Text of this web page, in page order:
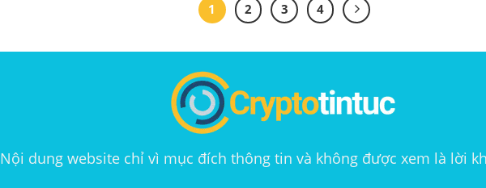
1 2 3 4
Nội dung website chỉ vì mục đích thông tin và không được xem là lời